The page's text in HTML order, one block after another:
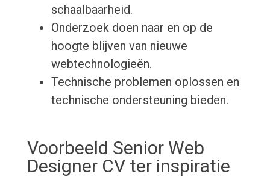
schaalbaarheid.
Onderzoek doen naar en op de
hoogte blijven van nieuwe
webtechnologieën.
Technische problemen oplossen en
technische ondersteuning bieden.
Voorbeeld Senior Web
Designer CV ter inspiratie